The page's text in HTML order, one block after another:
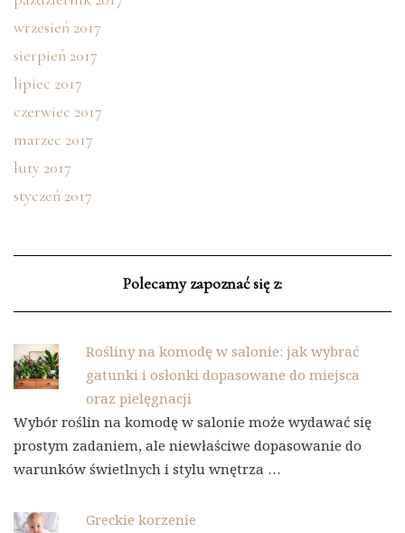
wrzesień 2017
sierpień 2017
lipiec 2017
czerwiec 2017
marzec 2017
luty 2017
styczeń 2017
Polecamy zapoznać się z:
Rośliny na komodę w salonie: jak wybrać
gatunki i osłonki dopasowane do miejsca
oraz pielęgnacji
Wybór roślin na komodę w salonie może wydawać się
prostym zadaniem, ale niewłaściwe dopasowanie do
warunków świetlnych i stylu wnętrza …
Greckie korzenie